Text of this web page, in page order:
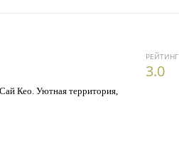
РЕЙТИНГ
3.0
Кео. Уютная территория,